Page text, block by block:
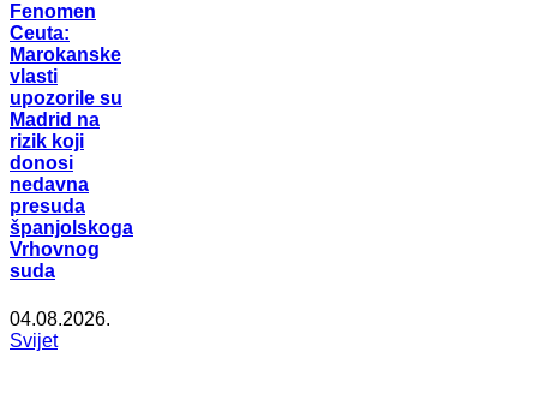
Fenomen
Ceuta:
Marokanske
vlasti
upozorile su
Madrid na
rizik koji
donosi
nedavna
presuda
španjolskoga
Vrhovnog
suda
04.08.2026.
Svijet